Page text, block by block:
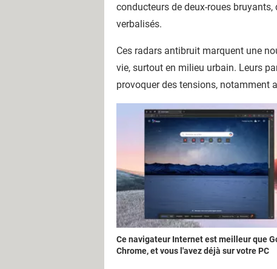
conducteurs de deux-roues
verbalisés.
Ces radars antibruit marquent une
vie, surtout en milieu urbain. Leurs
provoquer des tensions, notamment
Ce navigateur Internet est meilleur que
Chrome, et vous l'avez déjà sur votre PC